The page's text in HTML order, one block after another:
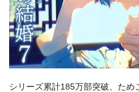
シリーズ累計185万部突破、ため